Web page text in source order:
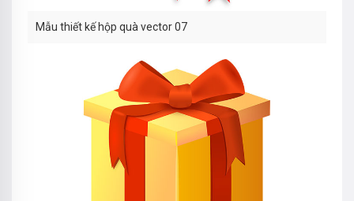
Mẫu thiết kế hộp quà vector 07